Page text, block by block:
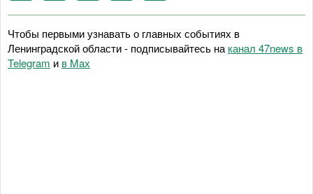
Чтобы первыми узнавать о главных событиях в
Ленинградской области - подписывайтесь на канал 47news в
Telegram и в Maх